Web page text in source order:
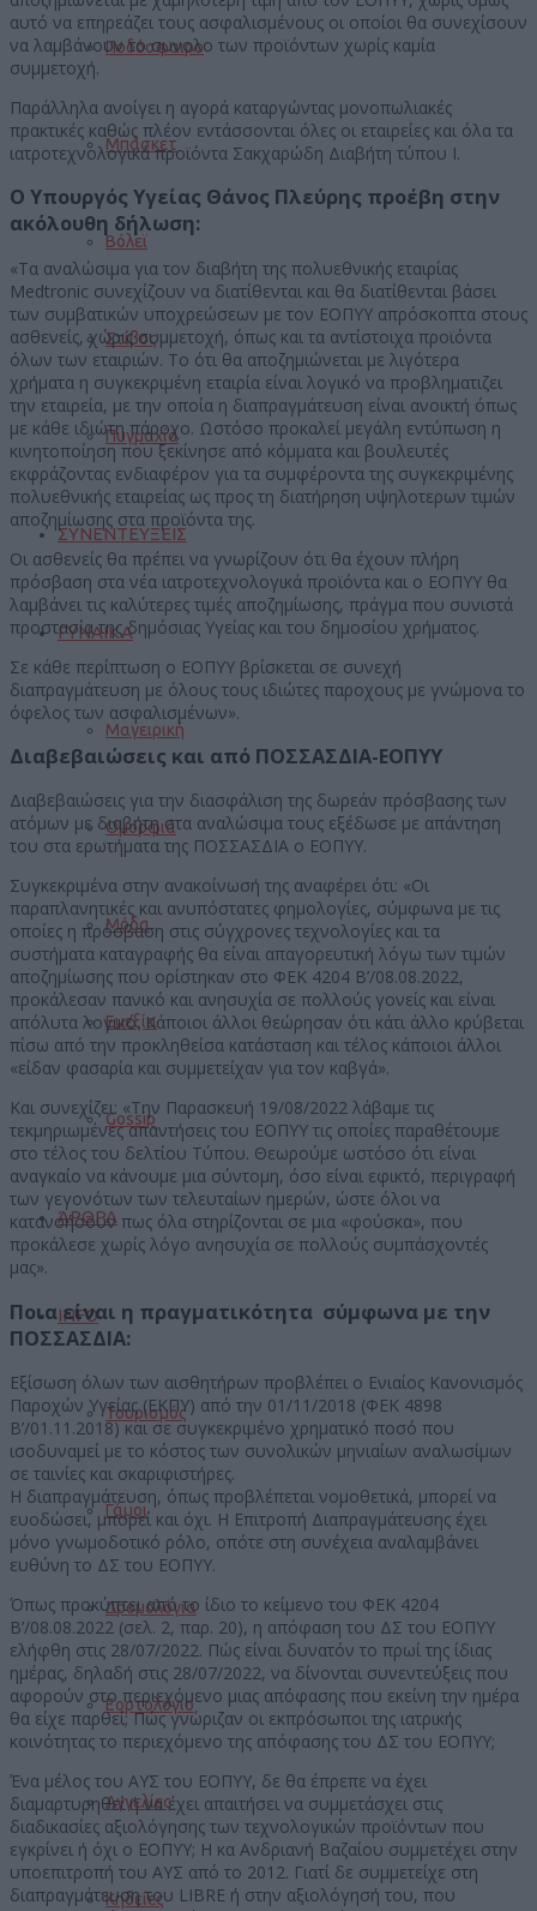
Ποδόσφαιρο
Μπάσκετ
Βόλεϊ
Στίβος
Πυγμαχία
ΣΥΝΕΝΤΕΥΞΕΙΣ
ΓΥΝΑΙΚΑ
Μαγειρική
Ομορφιά
Μόδα
Ευεξία
Gossip
ΆΡΘΡΑ
INFO
Τουρισμός
Γάμοι
Δρομολόγια
Εορτολόγιο
Αγγελίες
Κηδείες
αυτό να επηρεάζει τους ασφαλισμένους οι οποίοι θα συνεχίσουν
να λαμβάνουν το συνολο των προϊόντων χωρίς καμία
συμμετοχή.
Παράλληλα ανοίγει η αγορά καταργώντας μονοπωλιακές
πρακτικές καθώς πλέον εντάσσονται όλες οι εταιρείες και όλα τα
ιατροτεχνολογικά προϊόντα Σακχαρώδη Διαβήτη τύπου Ι.
Ο Υπουργός Υγείας Θάνος Πλεύρης προέβη στην
ακόλουθη δήλωση:
«Τα αναλώσιμα για τον διαβήτη της πολυεθνικής εταιρίας
Medtronic συνεχίζουν να διατίθενται και θα διατίθενται βάσει
των συμβατικών υποχρεώσεων με τον ΕΟΠΥΥ απρόσκοπτα στους
ασθενείς, χώρις συμμετοχή, όπως και τα αντίστοιχα προϊόντα
όλων των εταιριών. Το ότι θα αποζημιώνεται με λιγότερα
χρήματα η συγκεκριμένη εταιρία είναι λογικό να προβληματιζει
την εταιρεία, με την οποία η διαπραγμάτευση είναι ανοικτή όπως
με κάθε ιδιώτη πάροχο. Ωστόσο προκαλεί μεγάλη εντύπωση η
κινητοποίηση που ξεκίνησε από κόμματα και βουλευτές
εκφράζοντας ενδιαφέρον για τα συμφέροντα της συγκεκριμένης
πολυεθνικής εταιρείας ως προς τη διατήρηση υψηλοτερων τιμών
αποζημίωσης στα προϊόντα της.
Οι ασθενείς θα πρέπει να γνωρίζουν ότι θα έχουν πλήρη
πρόσβαση στα νέα ιατροτεχνολογικά προϊόντα και ο ΕΟΠΥΥ θα
λαμβάνει τις καλύτερες τιμές αποζημίωσης, πράγμα που συνιστά
προστασία της δημόσιας Υγείας και του δημοσίου χρήματος.
Σε κάθε περίπτωση ο ΕΟΠΥΥ βρίσκεται σε συνεχή
διαπραγμάτευση με όλους τους ιδιώτες παροχους με γνώμονα το
όφελος των ασφαλισμένων».
Διαβεβαιώσεις και από ΠΟΣΣΑΣΔΙΑ-ΕΟΠΥΥ
Διαβεβαιώσεις για την διασφάλιση της δωρεάν πρόσβασης των
ατόμων με διαβήτη στα αναλώσιμα τους εξέδωσε με απάντηση
του στα ερωτήματα της ΠΟΣΣΑΣΔΙΑ ο ΕΟΠΥΥ.
Συγκεκριμένα στην ανακοίνωσή της αναφέρει ότι: «Οι
παραπλανητικές και ανυπόστατες φημολογίες, σύμφωνα με τις
οποίες η πρόσβαση στις σύγχρονες τεχνολογίες και τα
συστήματα καταγραφής θα είναι απαγορευτική λόγω των τιμών
αποζημίωσης που ορίστηκαν στο ΦΕΚ 4204 Β’/08.08.2022,
προκάλεσαν πανικό και ανησυχία σε πολλούς γονείς και είναι
απόλυτα λογικό. Κάποιοι άλλοι θεώρησαν ότι κάτι άλλο κρύβεται
πίσω από την προκληθείσα κατάσταση και τέλος κάποιοι άλλοι
«είδαν φασαρία και συμμετείχαν για τον καβγά».
Και συνεχίζει: «Την Παρασκευή 19/08/2022 λάβαμε τις
τεκμηριωμένες απαντήσεις του ΕΟΠΥΥ τις οποίες παραθέτουμε
στο τέλος του δελτίου Τύπου. Θεωρούμε ωστόσο ότι είναι
αναγκαίο να κάνουμε μια σύντομη, όσο είναι εφικτό, περιγραφή
των γεγονότων των τελευταίων ημερών, ώστε όλοι να
κατανοήσουν πως όλα στηρίζονται σε μια «φούσκα», που
προκάλεσε χωρίς λόγο ανησυχία σε πολλούς συμπάσχοντές
μας».
Ποια είναι η πραγματικότητα σύμφωνα με την
ΠΟΣΣΑΣΔΙΑ:
Εξίσωση όλων των αισθητήρων προβλέπει ο Ενιαίος Κανονισμός
Παροχών Υγείας (ΕΚΠΥ) από την 01/11/2018 (ΦΕΚ 4898
Β’/01.11.2018) και σε συγκεκριμένο χρηματικό ποσό που
ισοδυναμεί με το κόστος των συνολικών μηνιαίων αναλωσίμων
σε ταινίες και σκαριφιστήρες.
Η διαπραγμάτευση, όπως προβλέπεται νομοθετικά, μπορεί να
ευοδώσει, μπορεί και όχι. Η Επιτροπή Διαπραγμάτευσης έχει
μόνο γνωμοδοτικό ρόλο, οπότε στη συνέχεια αναλαμβάνει
ευθύνη το ΔΣ του ΕΟΠΥΥ.
Όπως προκύπτει από το ίδιο το κείμενο του ΦΕΚ 4204
Β’/08.08.2022 (σελ. 2, παρ. 20), η απόφαση του ΔΣ του ΕΟΠΥΥ
ελήφθη στις 28/07/2022. Πώς είναι δυνατόν το πρωί της ίδιας
ημέρας, δηλαδή στις 28/07/2022, να δίνονται συνεντεύξεις που
αφορούν στο περιεχόμενο μιας απόφασης που εκείνη την ημέρα
θα είχε παρθεί; Πώς γνώριζαν οι εκπρόσωποι της ιατρικής
κοινότητας το περιεχόμενο της απόφασης του ΔΣ του ΕΟΠΥΥ;
Ένα μέλος του ΑΥΣ του ΕΟΠΥΥ, δε θα έπρεπε να έχει
διαμαρτυρηθεί ή να έχει απαιτήσει να συμμετάσχει στις
διαδικασίες αξιολόγησης των τεχνολογικών προϊόντων που
εγκρίνει ή όχι ο ΕΟΠΥΥ; Η κα Ανδριανή Βαζαίου συμμετέχει στην
υποεπιτροπή του ΑΥΣ από το 2012. Γιατί δε συμμετείχε στη
διαπραγμάτευση του LIBRE ή στην αξιολόγησή του, που